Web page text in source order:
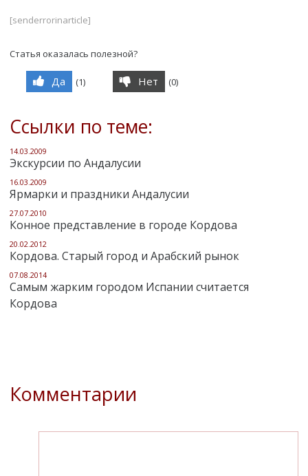
[senderrorinarticle]
Статья оказалась полезной?
Да (1) Нет (0)
Ссылки по теме:
14.03.2009
Экскурсии по Андалусии
16.03.2009
Ярмарки и праздники Андалусии
27.07.2010
Конное представление в городе Кордова
20.02.2012
Кордова. Старый город и Арабский рынок
07.08.2014
Самым жарким городом Испании считается
Кордова
Комментарии